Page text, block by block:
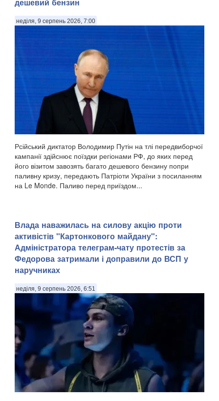
неділя, 9 серпень 2026, 7:00
Рсійський диктатор Володимир Путін на тлі передвиборчої
кампанії здійснює поїздки регіонами РФ, до яких перед
його візитом завозять багато дешевого бензину попри
паливну кризу, передають Патріоти України з посиланням
на Le Monde. Паливо перед приїздом...
Влада наважилась на силову акцію проти
активістів "Картонкового майдану":
Адміністратора телеграм-чату протестів за
Федорова затримали і доправили до ВСП у
наручниках
неділя, 9 серпень 2026, 6:51